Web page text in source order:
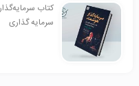
کتاب
سرمایه گذاری